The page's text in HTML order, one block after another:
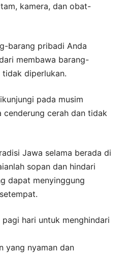
kamera, dan obat-
barang pribadi Anda
membawa barang-
diperlukan.
pada musim
cenderung cerah dan tidak
Jawa selama berada di
sopan dan hindari
dapat menyinggung
hari untuk menghindari
yang nyaman dan